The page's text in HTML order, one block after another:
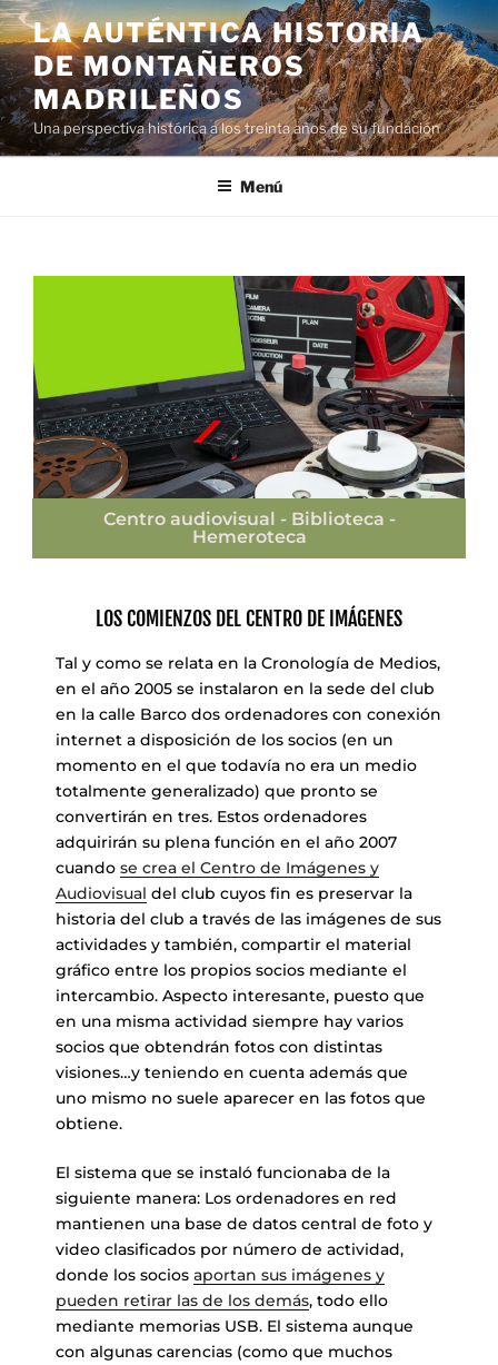
LA AUTÉNTICA HISTORIA
DE MONTAÑEROS
MADRILEÑOS
Una perspectiva histórica a los treinta años de su fundación
Menú
Centro audiovisual - Biblioteca -
Hemeroteca
LOS COMIENZOS DEL CENTRO DE IMÁGENES
Tal y como se relata en la Cronología de Medios,
en el año 2005 se instalaron en la sede del club
en la calle Barco dos ordenadores con conexión
internet a disposición de los socios (en un
momento en el que todavía no era un medio
totalmente generalizado) que pronto se
convertirán en tres. Estos ordenadores
adquirirán su plena función en el año 2007
cuando se crea el Centro de Imágenes y
Audiovisual del club cuyos fin es preservar la
historia del club a través de las imágenes de sus
actividades y también, compartir el material
gráfico entre los propios socios mediante el
intercambio. Aspecto interesante, puesto que
en una misma actividad siempre hay varios
socios que obtendrán fotos con distintas
visiones…y teniendo en cuenta además que
uno mismo no suele aparecer en las fotos que
obtiene.
El sistema que se instaló funcionaba de la
siguiente manera: Los ordenadores en red
mantienen una base de datos central de foto y
video clasificados por número de actividad,
donde los socios aportan sus imágenes y
pueden retirar las de los demás, todo ello
mediante memorias USB. El sistema aunque
con algunas carencias (como que muchos